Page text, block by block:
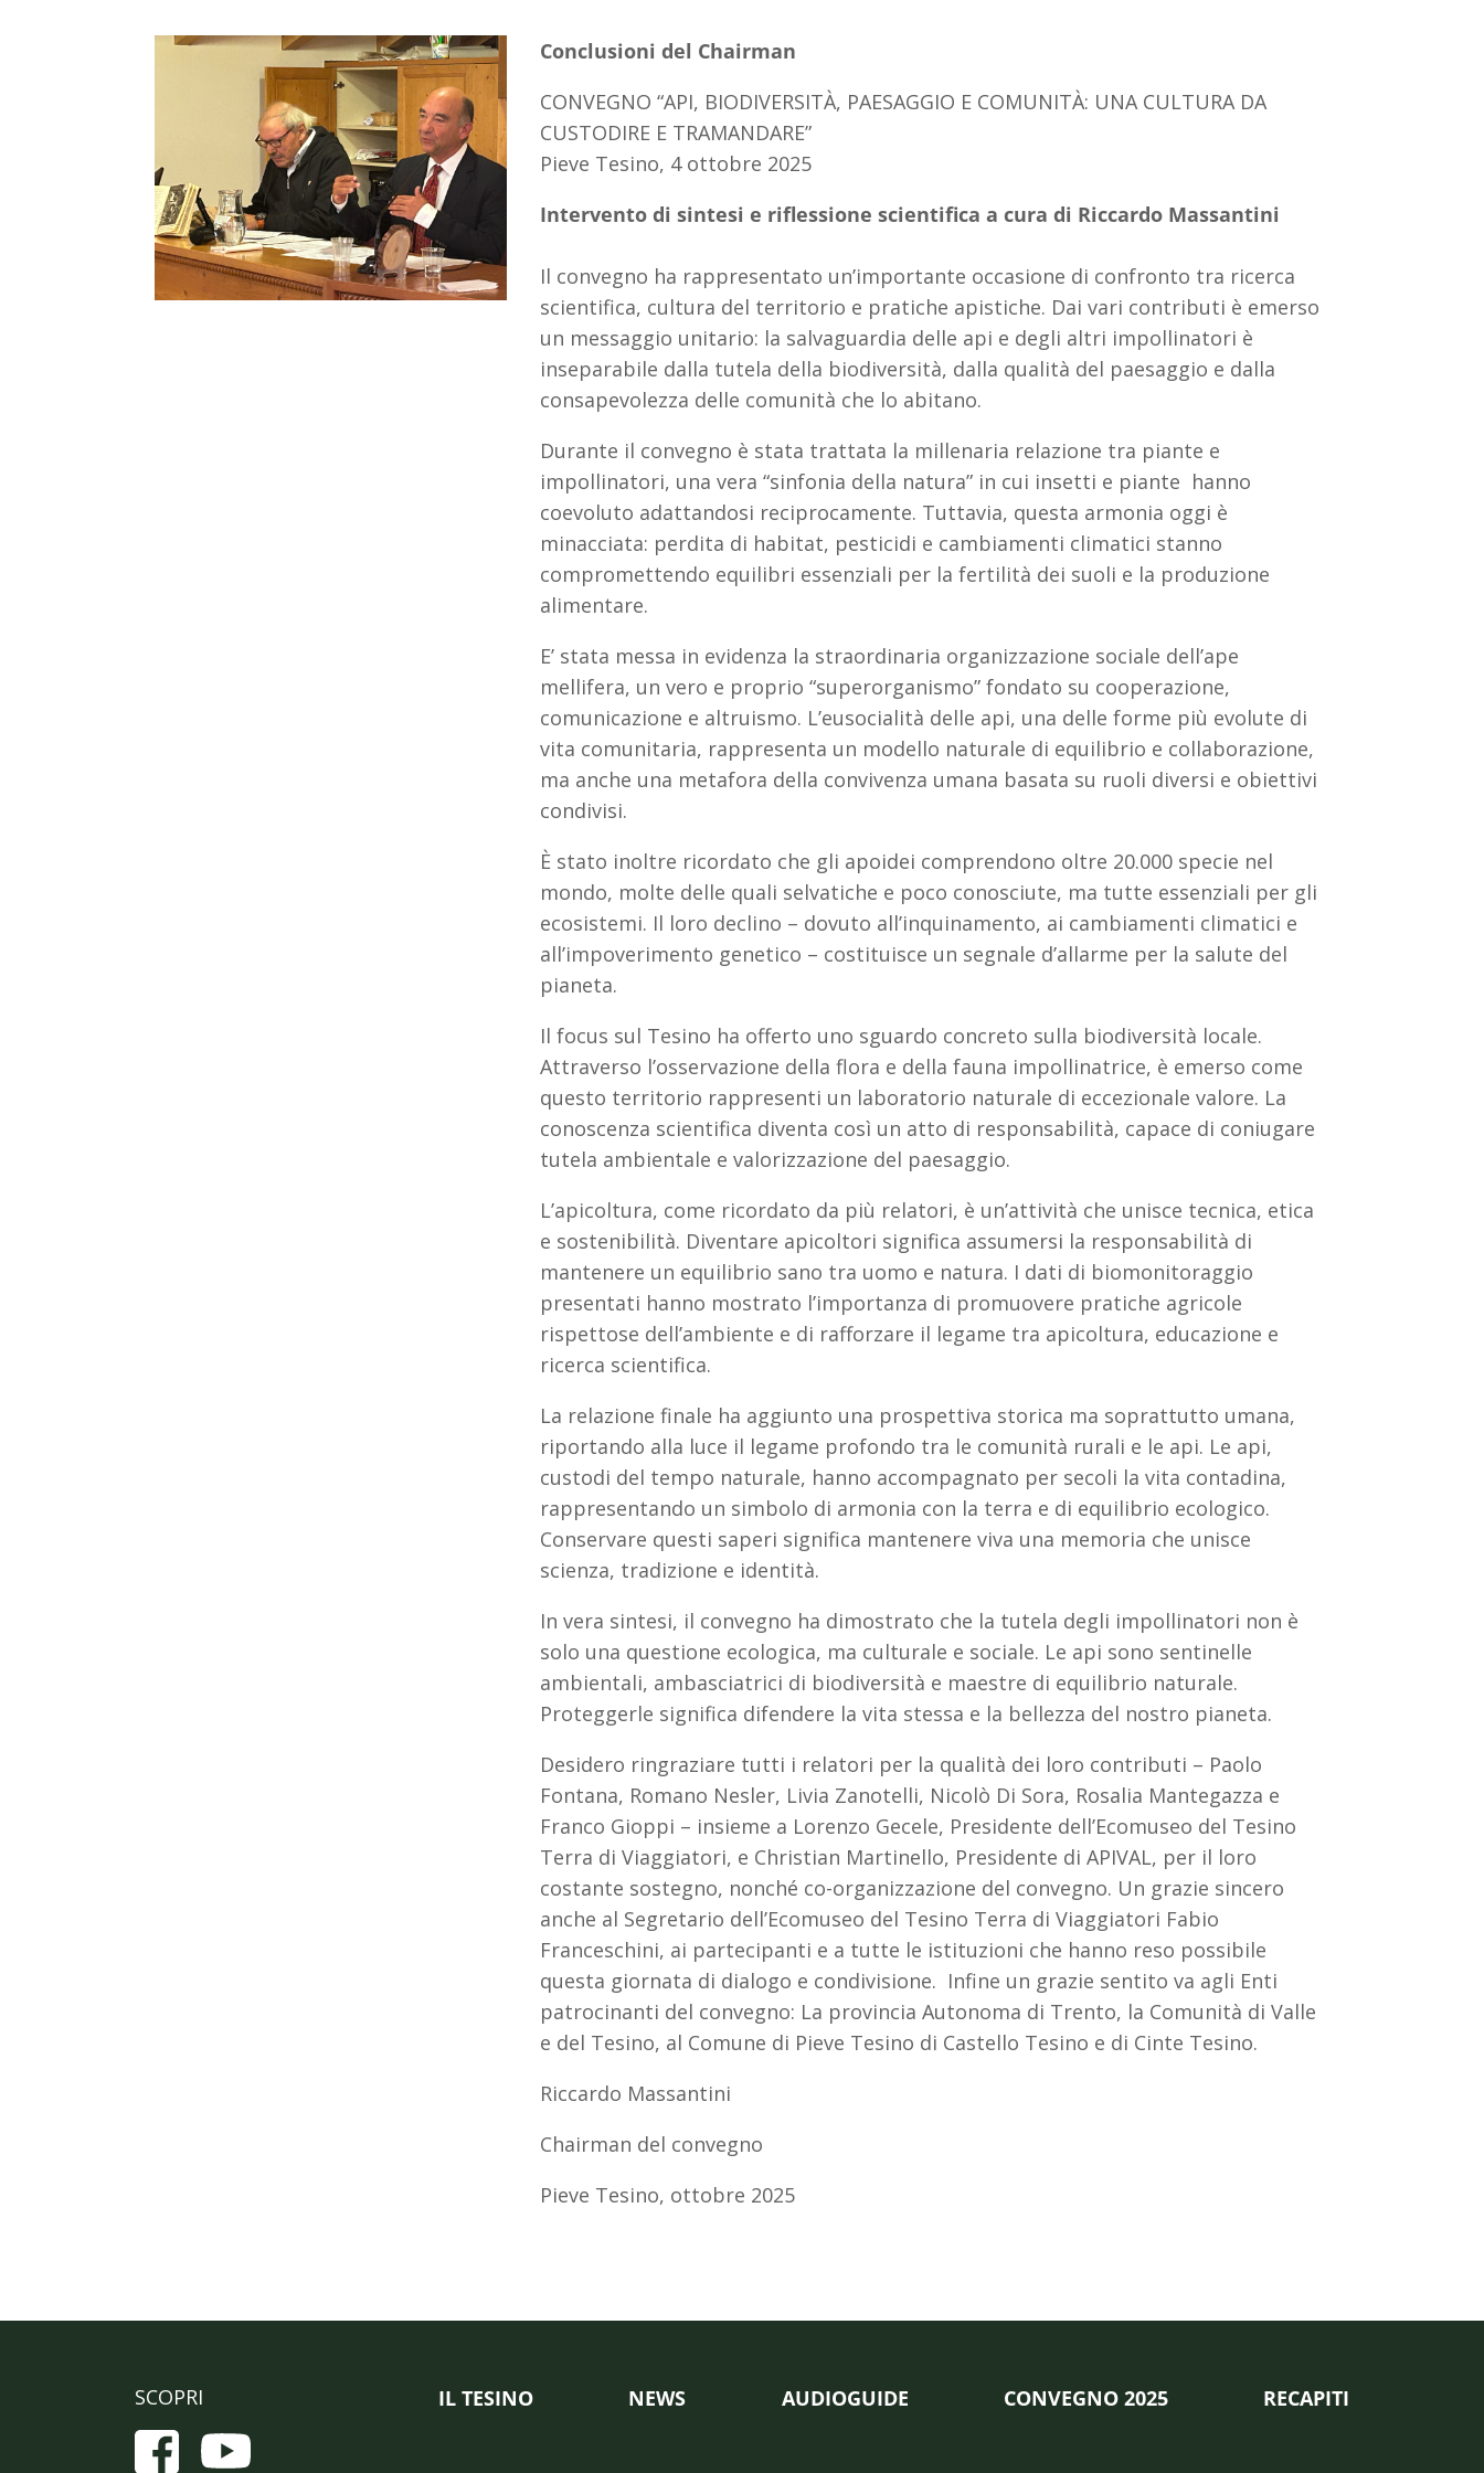
Conclusioni del Chairman
CONVEGNO “API, BIODIVERSITÀ, PAESAGGIO E COMUNITÀ: UNA CULTURA DA
CUSTODIRE E TRAMANDARE”
Pieve Tesino, 4 ottobre 2025
Intervento di sintesi e riflessione scientifica a cura di Riccardo Massantini
Il convegno ha rappresentato un’importante occasione di confronto tra ricerca
scientifica, cultura del territorio e pratiche apistiche. Dai vari contributi è emerso
un messaggio unitario: la salvaguardia delle api e degli altri impollinatori è
inseparabile dalla tutela della biodiversità, dalla qualità del paesaggio e dalla
consapevolezza delle comunità che lo abitano.
Durante il convegno è stata trattata la millenaria relazione tra piante e
impollinatori, una vera “sinfonia della natura” in cui insetti e piante hanno
coevoluto adattandosi reciprocamente. Tuttavia, questa armonia oggi è
minacciata: perdita di habitat, pesticidi e cambiamenti climatici stanno
compromettendo equilibri essenziali per la fertilità dei suoli e la produzione
alimentare.
E’ stata messa in evidenza la straordinaria organizzazione sociale dell’ape
mellifera, un vero e proprio “superorganismo” fondato su cooperazione,
comunicazione e altruismo. L’eusocialità delle api, una delle forme più evolute di
vita comunitaria, rappresenta un modello naturale di equilibrio e collaborazione,
ma anche una metafora della convivenza umana basata su ruoli diversi e obiettivi
condivisi.
È stato inoltre ricordato che gli apoidei comprendono oltre 20.000 specie nel
mondo, molte delle quali selvatiche e poco conosciute, ma tutte essenziali per gli
ecosistemi. Il loro declino – dovuto all’inquinamento, ai cambiamenti climatici e
all’impoverimento genetico – costituisce un segnale d’allarme per la salute del
pianeta.
Il focus sul Tesino ha offerto uno sguardo concreto sulla biodiversità locale.
Attraverso l’osservazione della flora e della fauna impollinatrice, è emerso come
questo territorio rappresenti un laboratorio naturale di eccezionale valore. La
conoscenza scientifica diventa così un atto di responsabilità, capace di coniugare
tutela ambientale e valorizzazione del paesaggio.
L’apicoltura, come ricordato da più relatori, è un’attività che unisce tecnica, etica
e sostenibilità. Diventare apicoltori significa assumersi la responsabilità di
mantenere un equilibrio sano tra uomo e natura. I dati di biomonitoraggio
presentati hanno mostrato l’importanza di promuovere pratiche agricole
rispettose dell’ambiente e di rafforzare il legame tra apicoltura, educazione e
ricerca scientifica.
La relazione finale ha aggiunto una prospettiva storica ma soprattutto umana,
riportando alla luce il legame profondo tra le comunità rurali e le api. Le api,
custodi del tempo naturale, hanno accompagnato per secoli la vita contadina,
rappresentando un simbolo di armonia con la terra e di equilibrio ecologico.
Conservare questi saperi significa mantenere viva una memoria che unisce
scienza, tradizione e identità.
In vera sintesi, il convegno ha dimostrato che la tutela degli impollinatori non è
solo una questione ecologica, ma culturale e sociale. Le api sono sentinelle
ambientali, ambasciatrici di biodiversità e maestre di equilibrio naturale.
Proteggerle significa difendere la vita stessa e la bellezza del nostro pianeta.
Desidero ringraziare tutti i relatori per la qualità dei loro contributi – Paolo
Fontana, Romano Nesler, Livia Zanotelli, Nicolò Di Sora, Rosalia Mantegazza e
Franco Gioppi – insieme a Lorenzo Gecele, Presidente dell’Ecomuseo del Tesino
Terra di Viaggiatori, e Christian Martinello, Presidente di APIVAL, per il loro
costante sostegno, nonché co-organizzazione del convegno. Un grazie sincero
anche al Segretario dell’Ecomuseo del Tesino Terra di Viaggiatori Fabio
Franceschini, ai partecipanti e a tutte le istituzioni che hanno reso possibile
questa giornata di dialogo e condivisione. Infine un grazie sentito va agli Enti
patrocinanti del convegno: La provincia Autonoma di Trento, la Comunità di Valle
e del Tesino, al Comune di Pieve Tesino di Castello Tesino e di Cinte Tesino.
Riccardo Massantini
Chairman del convegno
Pieve Tesino, ottobre 2025
SCOPRI IL TESINO NEWS AUDIOGUIDE CONVEGNO 2025 RECAPITI